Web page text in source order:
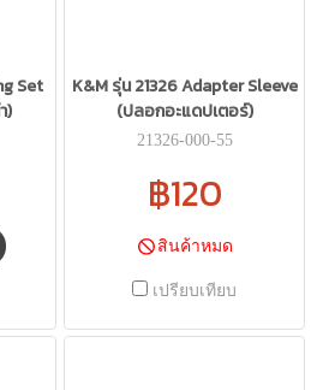
Set
)
K&M รุ่น 21326 Adapter Sleeve
(ปลอกอะแดปเตอร์)
21326-000-55
฿120
สินค้าหมด
เปรียบเทียบ